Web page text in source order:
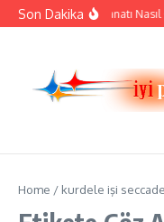
İçeriğe atla
Son DakikaÇini Sanatı Nasıl
Home / kurdele işi